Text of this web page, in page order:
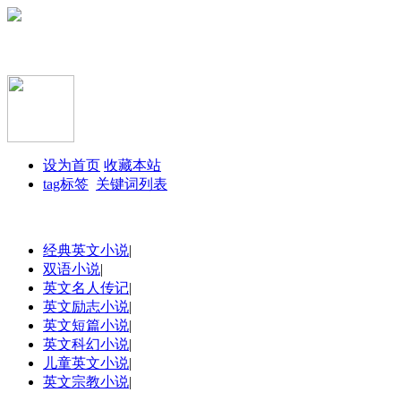
设为首页 收藏本站
tag标签 关键词列表
经典英文小说|
双语小说|
英文名人传记|
英文励志小说|
英文短篇小说|
英文科幻小说|
儿童英文小说|
英文宗教小说|